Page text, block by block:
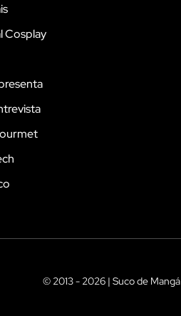
Cosplay
© 2013 - 2026 | Suco de Mangá